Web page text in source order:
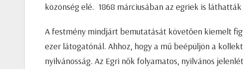
közönség elé. 1868 márciusában az egriek is
A festmény mindjárt bemutatását követően kiemelt
ezer látogatónál. Ahhoz, hogy a mű beépüljön a
nyilvánosság. Az Egri nők folyamatos, nyilvános